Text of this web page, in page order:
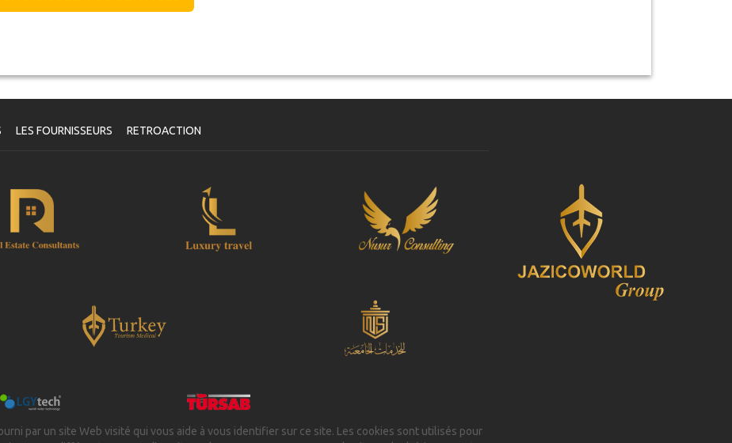
LES FOURNISSEURS RETROACTION
par un site Web visité qui vous aide à vous identifier sur ce site. Les cookies sont utilisés pour